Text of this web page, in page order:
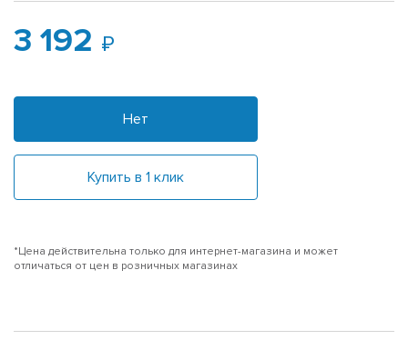
3 192
Нет
Купить в 1 клик
*Цена действительна только для интернет-магазина и может
отличаться от цен в розничных магазинах